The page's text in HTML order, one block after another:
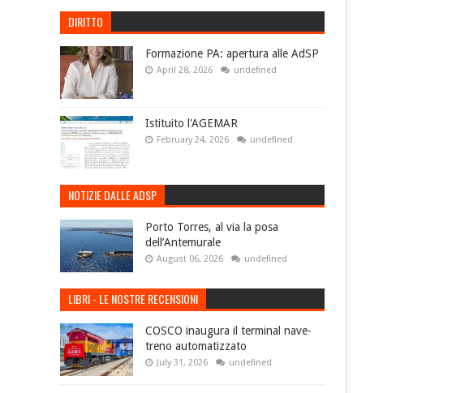
DIRITTO
Formazione PA: apertura alle AdSP
April 28, 2026 undefined
Istituito l'AGEMAR
February 24, 2026 undefined
NOTIZIE DALLE ADSP
Porto Torres, al via la posa
dell’Antemurale
August 06, 2026 undefined
LIBRI - LE NOSTRE RECENSIONI
COSCO inaugura il terminal nave-
treno automatizzato
July 31, 2026 undefined